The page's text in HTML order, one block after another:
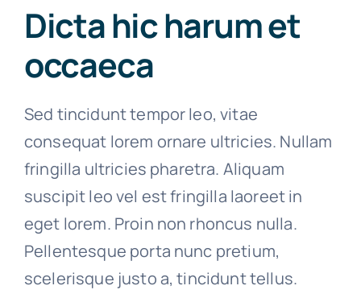
Dicta hic harum et
occaeca
Sed tincidunt tempor leo, vitae
consequat lorem ornare ultricies. Nullam
fringilla ultricies pharetra. Aliquam
suscipit leo vel est fringilla laoreet in
eget lorem. Proin non rhoncus nulla.
Pellentesque porta nunc pretium,
scelerisque justo a, tincidunt tellus.